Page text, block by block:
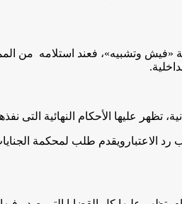
«فيش وتشبيه»، فعند استلامه من
تظهر عليها الأحكام النهائية
الاعتبارويقدم طلب لمحكمة